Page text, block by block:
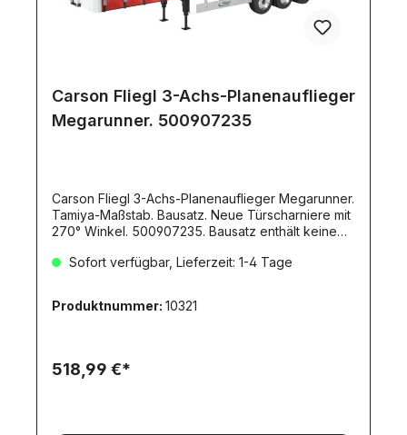
Carson Fliegl 3-Achs-Planenauflieger
Megarunner. 500907235
Carson Fliegl 3-Achs-Planenauflieger Megarunner.
Tamiya-Maßstab. Bausatz. Neue Türscharniere mit
270° Winkel. 500907235. Bausatz enthält keine
FahrgestellLuftfederattrappen (Schraubenfedern)
(lasergeschnitten)Plane rot mit Fliegl Logo6
Aufliegerfelgen, breit, chrome6 BreitreifenRäder
UnterfahrschutzNummernschildplatte
(beleuchtbar)Kunststoff-Schutzbleche mit
Sofort verfügbar, Lieferzeit: 1-4 Tage
Produktnummer: 10321
518,99 €*